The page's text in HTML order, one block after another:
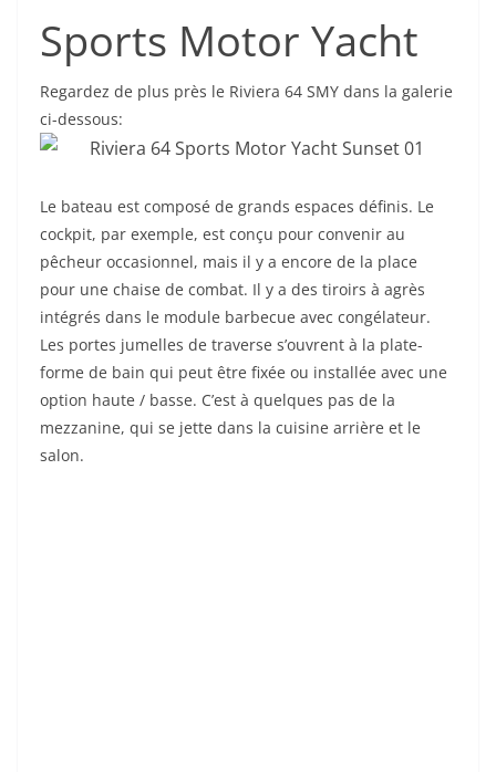
Sports Motor Yacht
Regardez de plus près le Riviera 64 SMY dans la galerie
ci-dessous:
Le bateau est composé de grands espaces définis. Le
cockpit, par exemple, est conçu pour convenir au
pêcheur occasionnel, mais il y a encore de la place
pour une chaise de combat. Il y a des tiroirs à agrès
intégrés dans le module barbecue avec congélateur.
Les portes jumelles de traverse s’ouvrent à la plate-
forme de bain qui peut être fixée ou installée avec une
option haute / basse. C’est à quelques pas de la
mezzanine, qui se jette dans la cuisine arrière et le
salon.